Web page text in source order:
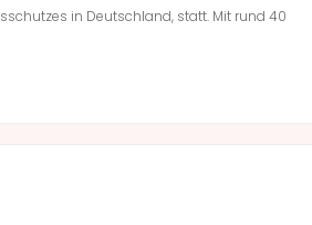
in Deutschland, statt. Mit rund 40